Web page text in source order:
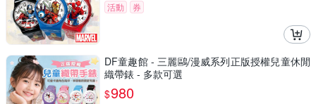
活動 券
DF童趣館 - 三麗鷗/漫威系列正版授權兒童休閒
織帶錶 - 多款可選
$980